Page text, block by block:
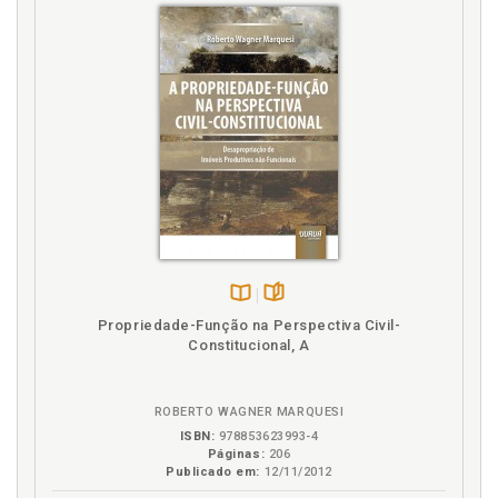
irrecusável conteúdo jusnatu - ralista dos direitos
humanos ., p. 212
Direitos humanos e direitos fundamentais ., p. 180
Dogmática, zezética e crítica da Constituição, p. 145
Doutrina constitucionalista, p. 28
Economia . Constituição econômicae o direito do
planejamento ., p. 117
Estado Social de Direito e planejamento
Fio de Ariadne . Constituição horizontal e o Fio de
Ariadne ., p. 311
na
Propriedade-Função na Perspectiva Civil-
Constitucional, A
ROBERTO WAGNER MARQUESI
ISBN: 978853623993-4
Páginas: 206
Publicado em: 12/11/2012